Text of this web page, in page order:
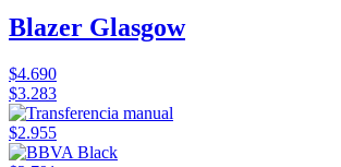
Blazer Glasgow
$4.690
$3.283
$2.955